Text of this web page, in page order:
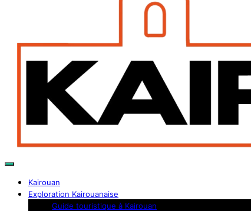
Kairouan
Exploration Kairouanaise
Guide touristique à Kairouan